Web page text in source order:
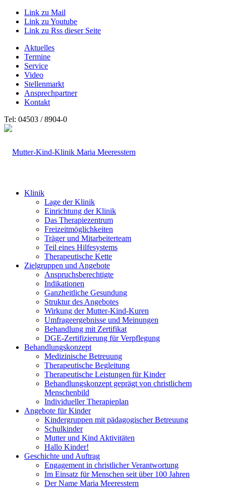
Link zu Mail
Link zu Youtube
Link zu Rss dieser Seite
Aktuelles
Termine
Service
Video
Stellenmarkt
Ansprechpartner
Kontakt
Tel: 04503 / 8904-0
Klinik
Lage der Klinik
Einrichtung der Klinik
Das Therapiezentrum
Freizeitmöglichkeiten
Träger und Mitarbeiterteam
Teil eines Hilfesystems
Therapeutische Kette
Zielgruppen und Angebote
Anspruchsberechtigte
Indikationen
Ganzheitliche Gesundung
Struktur des Angebotes
Wirkung der Mutter-Kind-Kuren
Umfrageergebnisse und Meinungen
Behandlung mit Zertifikat
DGE-Zertifizierung für Verpflegung
Behandlungskonzept
Medizinische Betreuung
Therapeutische Begleitung
Therapeutische Leistungen für Kinder
Behandlungskonzept geprägt von christlichem
Menschenbild
Individueller Therapieplan
Angebote für Kinder
Kindergruppen mit pädagogischer Betreuung
Schulkinder
Mutter und Kind Aktivitäten
Hallo Kinder!
Geschichte und Auftrag
Engagement in christlicher Verantwortung
Im Einsatz für Menschen seit über 100 Jahren
Der Name Maria Meeresstern